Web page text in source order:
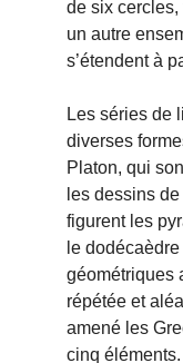
de six cercles,
un autre
s’étendent à
Les séries de
diverses
Platon, qui
les dessins
figurent les
le
géométriques
répétée et
amené les
cinq éléments.